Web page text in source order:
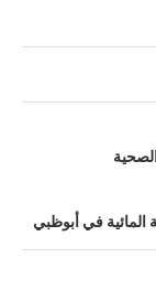
المائية في أبوظبي